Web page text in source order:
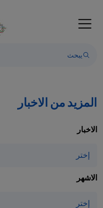
المزيد من الاخبار
الاخبار
الاشهر